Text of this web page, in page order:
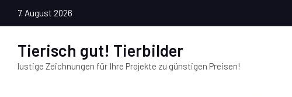
7. August 2026
Tierisch gut! Tierbilder
lustige Zeichnungen für Ihre Projekte zu günstigen Preisen!